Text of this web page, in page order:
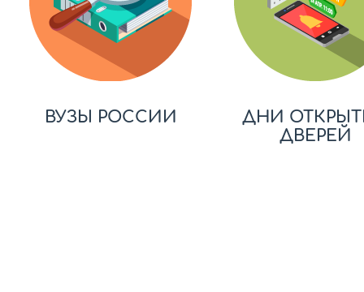
ВУЗЫ РОССИИ
ДНИ
ДВЕРЕЙ